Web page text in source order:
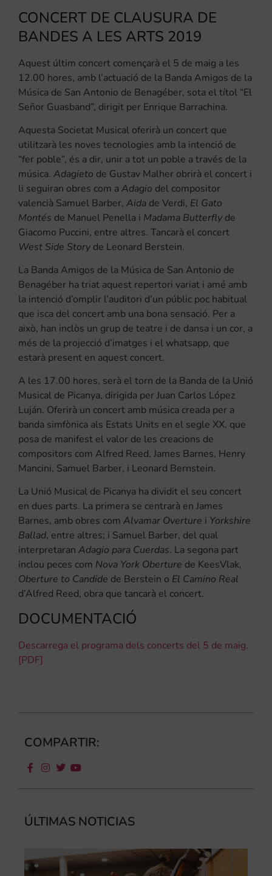
CONCERT DE CLAUSURA DE
BANDES A LES ARTS 2019
Aquest últim concert començarà el 5 de maig a les
12.00 hores, amb l’actuació de la Banda Amigos de la
Música de San Antonio de Benagéber, sota el títol “El
Señor Guasband”, dirigit per Enrique Barrachina.
Aquesta Societat Musical oferirà un concert que
utilitzarà les noves tecnologies amb la intenció de
“fer poble”, és a dir, unir a tot un poble a través de la
música. Adagieto de Gustav Malher obrirà el concert i
li seguiran obres com a Adagio del compositor
valencià Samuel Barber, Aida de Verdi, El Gato
Montés de Manuel Penella i Madama Butterfly de
Giacomo Puccini, entre altres. Tancarà el concert
West Side Story de Leonard Berstein.
La Banda Amigos de la Música de San Antonio de
Benagéber ha triat aquest repertori variat i amé amb
la intenció d’omplir l’auditori d’un públic poc habitual
que isca del concert amb una bona sensació. Per a
això, han inclòs un grup de teatre i de dansa i un cor, a
més de la projecció d’imatges i el whatsapp, que
estarà present en aquest concert.
A les 17.00 hores, serà el torn de la Banda de la Unió
Musical de Picanya, dirigida per Juan Carlos López
Luján. Oferirà un concert amb música creada per a
banda simfònica als Estats Units en el segle XX, que
posa de manifest el valor de les creacions de
compositors com Alfred Reed, James Barnes, Henry
Mancini, Samuel Barber, i Leonard Bernstein.
La Unió Musical de Picanya ha dividit el seu concert
en dues parts. La primera se centrarà en James
Barnes, amb obres com Alvamar Overture i Yorkshire
Ballad, entre altres; i Samuel Barber, del qual
interpretaran Adagio para Cuerdas. La segona part
inclou peces com Nova York Oberture de KeesVlak,
Oberture to Candide de Berstein o El Camino Real
d’Alfred Reed, obra que tancarà el concert.
DOCUMENTACIÓ
Descarrega el programa dels concerts del 5 de maig.
[PDF]
COMPARTIR:
ÚLTIMAS NOTICIAS